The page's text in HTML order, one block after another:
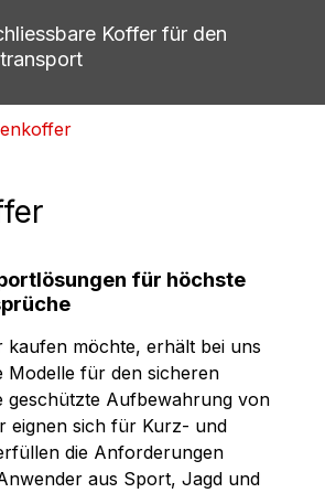
Koffer für den
für höchste
kaufen möchte, erhält bei uns
Modelle für den sicheren
geschützte Aufbewahrung von
eignen sich für Kurz- und
die Anforderungen
aus Sport, Jagd und